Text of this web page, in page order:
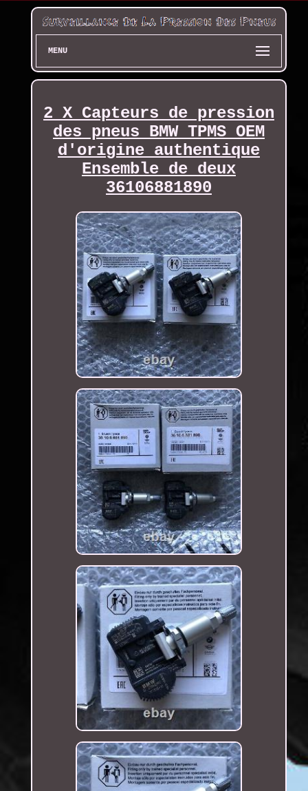
MENU
2 X Capteurs de pression
des pneus BMW TPMS OEM
d'origine authentique
Ensemble de deux
36106881890